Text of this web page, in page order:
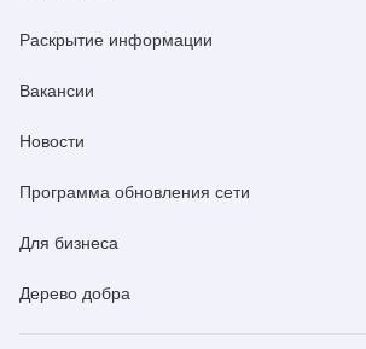
Раскрытие информации
Вакансии
Новости
Программа обновления сети
Для бизнеса
Дерево добра